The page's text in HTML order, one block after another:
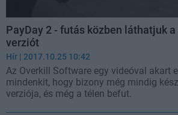
PayDay 2 - futás közben láthatjuk
verziót
Hír | 2017.10.25 10:42
Az Overkill Software egy videóval akart
mindenkit, hogy bizony még mindig
verziója, és még a télen befut.